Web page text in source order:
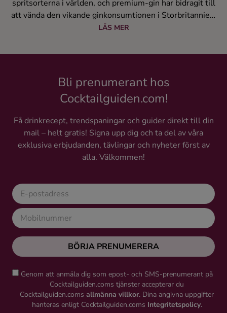
spritsorterna i världen, och premium-gin har bidragit till
att vända den vikande ginkonsumtionen i Storbritannien.
Faktum är att traditionell gin förväntas gå om cognac som
under 2024. Här är ytterligare fyra spännande gintrender
LÄS MER
Bli prenumerant hos
Cocktailguiden.com!
Få drinkrecept, trendspaningar och guider direkt till din
mail – helt gratis! Signa upp dig och ta del av våra
exklusiva erbjudanden, tävlingar och nyheter först av
alla. Välkommen!
BÖRJA PRENUMERERA
Genom att anmäla dig som epost- och SMS-prenumerant på
Cocktailguiden.coms tjänster accepterar du
Cocktailguiden.coms allmänna villkor. Dina angivna uppgifter
hanteras enligt Cocktailguiden.coms Integritetspolicy.